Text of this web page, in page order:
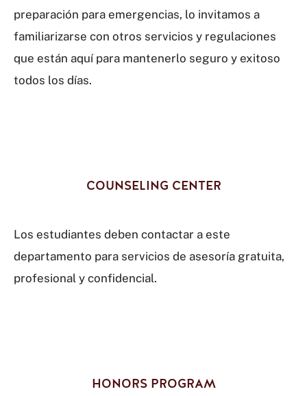
preparación para emergencias, lo invitamos a
familiarizarse con otros servicios y regulaciones
que están aquí para mantenerlo seguro y exitoso
todos los días.
COUNSELING CENTER
Los estudiantes deben contactar a este
departamento para servicios de asesoría gratuita,
profesional y confidencial.
HONORS PROGRAM